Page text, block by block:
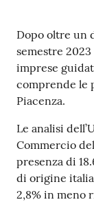
on line
Pagamenti
on line
Dopo oltre un
semestre
imprese
comprende le
Piacenza.
Le analisi
Commercio
presenza di
di origine
2,8% in meno